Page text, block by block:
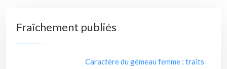
Fraîchement publiés
Caractère du gémeau femme : traits